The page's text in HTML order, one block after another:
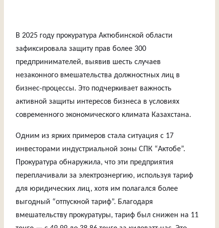
В 2025 году прокуратура Актюбинской области
зафиксировала защиту прав более 300
предпринимателей, выявив шесть случаев
незаконного вмешательства должностных лиц в
бизнес-процессы. Это подчеркивает важность
активной защиты интересов бизнеса в условиях
современного экономического климата Казахстана.
Одним из ярких примеров стала ситуация с 17
инвесторами индустриальной зоны СПК “Актобе”.
Прокуратура обнаружила, что эти предприятия
переплачивали за электроэнергию, используя тариф
для юридических лиц, хотя им полагался более
выгодный “отпускной тариф”. Благодаря
вмешательству прокуратуры, тариф был снижен на 11